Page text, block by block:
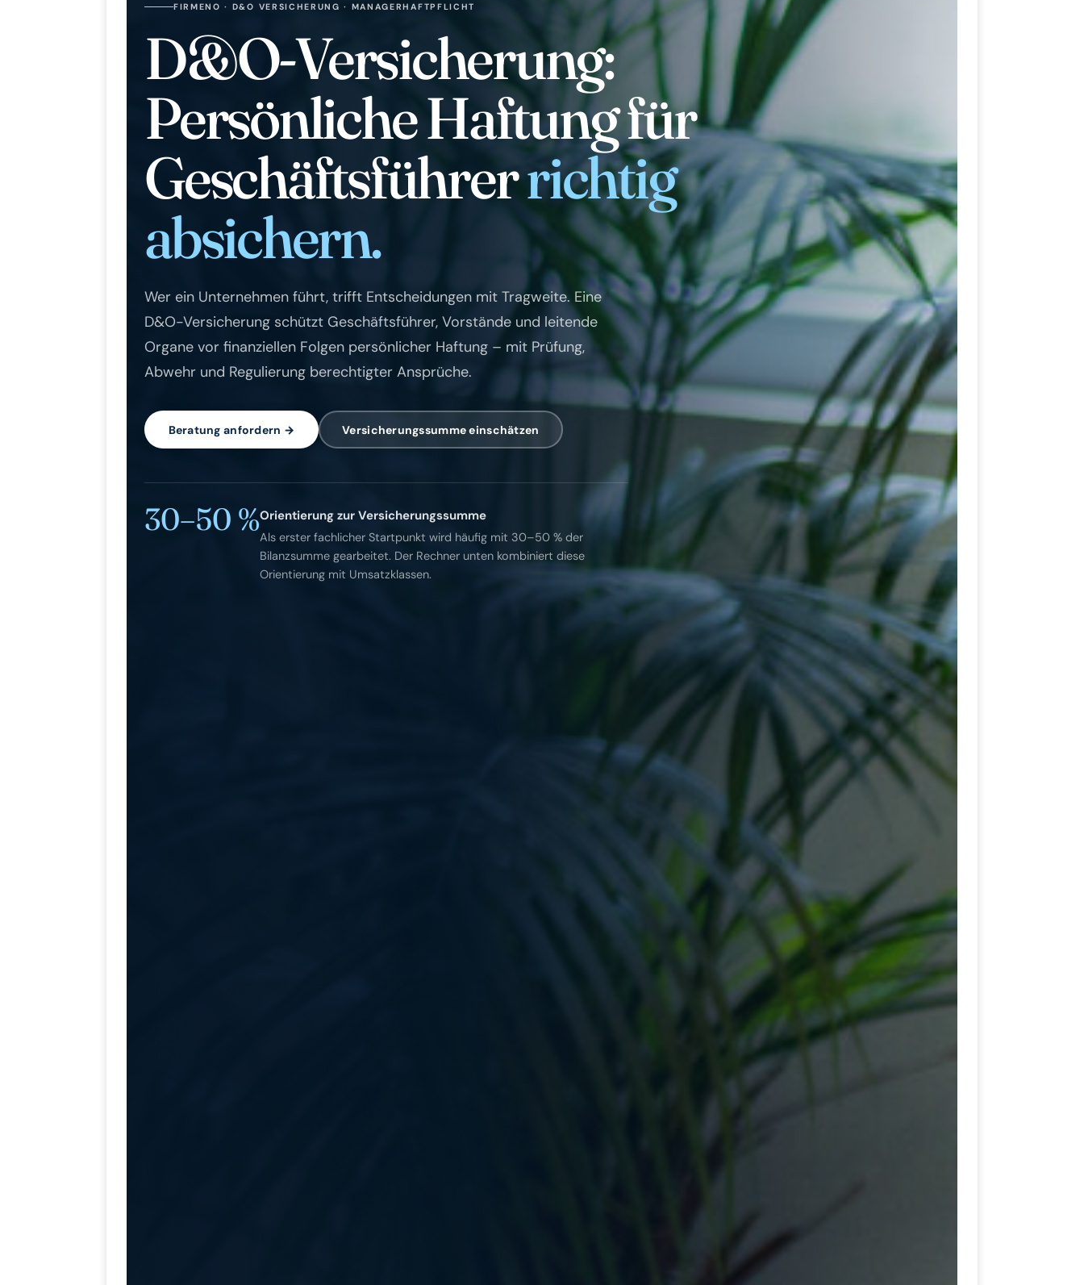
FIRMENO · D&O VERSICHERUNG · MANAGERHAFTPFLICHT
D&O-Versicherung:
Persönliche Haftung für
Geschäftsführerrichtig
absichern.
Wer ein Unternehmen führt, trifft Entscheidungen mit Tragweite. Eine
D&O-Versicherung schützt Geschäftsführer, Vorstände und leitende
Organe vor finanziellen Folgen persönlicher Haftung – mit Prüfung,
Abwehr und Regulierung berechtigter Ansprüche.
Beratung anfordern → Versicherungssumme einschätzen
30–50 %Orientierung zur Versicherungssumme
Als erster fachlicher Startpunkt wird häufig mit 30–50 % der
Bilanzsumme gearbeitet. Der Rechner unten kombiniert diese
Orientierung mit Umsatzklassen.